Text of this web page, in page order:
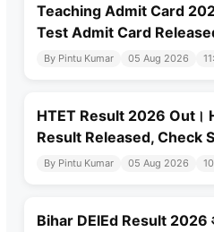
Teaching Admit Card
Test Admit Card
By Pintu Kumar 05 Aug 2026
HTET Result 2026 Out।
Result Released, Check
By Pintu Kumar 05 Aug 2026
Bihar DElEd Result 2026